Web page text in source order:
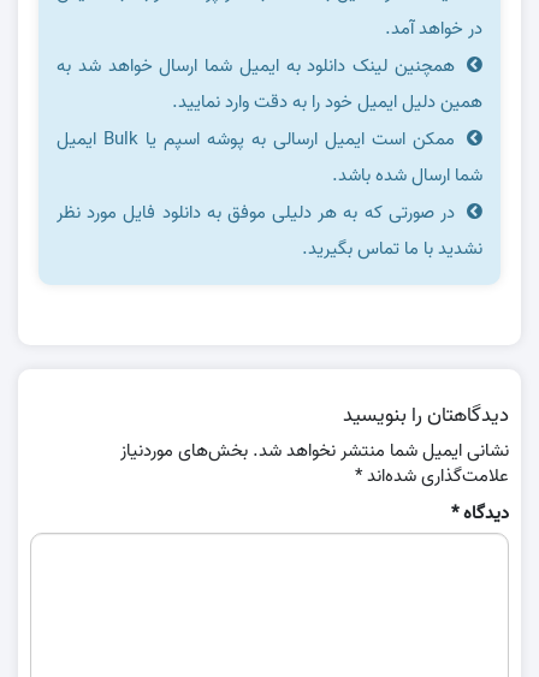
در خواهد آمد.
همچنین لینک دانلود به ایمیل شما ارسال خواهد شد به
همین دلیل ایمیل خود را به دقت وارد نمایید.
ممکن است ایمیل ارسالی به پوشه اسپم یا Bulk ایمیل
شما ارسال شده باشد.
در صورتی که به هر دلیلی موفق به دانلود فایل مورد نظر
نشدید با ما تماس بگیرید.
دیدگاهتان را بنویسید
نشانی ایمیل شما منتشر نخواهد شد. بخش‌های موردنیاز
علامت‌گذاری شده‌اند*
دیدگاه*